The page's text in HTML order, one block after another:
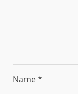
Name*